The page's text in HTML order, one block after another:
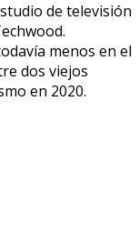
de televisión
menos en el
dos viejos
en 2020.